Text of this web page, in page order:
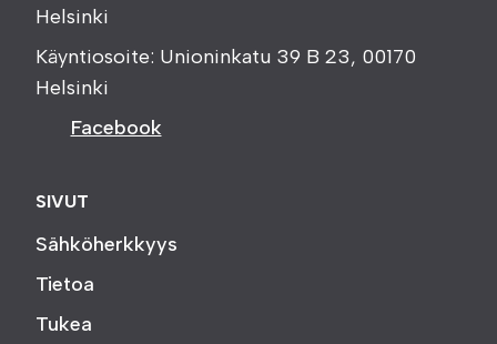
Helsinki
Käyntiosoite: Unioninkatu 39 B 23, 00170
Helsinki
Facebook
SIVUT
Sähköherkkyys
Tietoa
Tukea